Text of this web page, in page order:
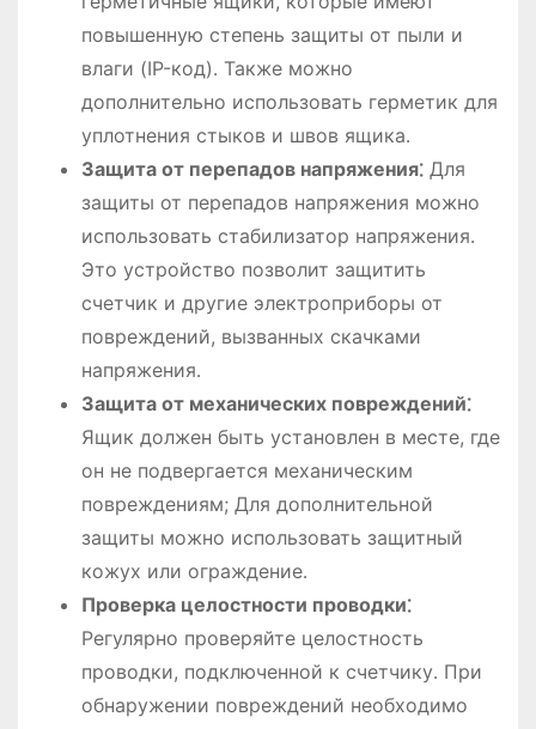
повышенную степень защиты от пыли и
влаги (IP-код)․ Также можно
дополнительно использовать герметик для
уплотнения стыков и швов ящика․
Защита от перепадов напряжения⁚Для
защиты от перепадов напряжения можно
использовать стабилизатор напряжения․
Это устройство позволит защитить
счетчик и другие электроприборы от
повреждений, вызванных скачками
напряжения․
Защита от механических повреждений⁚
Ящик должен быть установлен в месте, где
он не подвергается механическим
повреждениям; Для дополнительной
защиты можно использовать защитный
кожух или ограждение․
Проверка целостности проводки⁚
Регулярно проверяйте целостность
проводки, подключенной к счетчику․ При
обнаружении повреждений необходимо